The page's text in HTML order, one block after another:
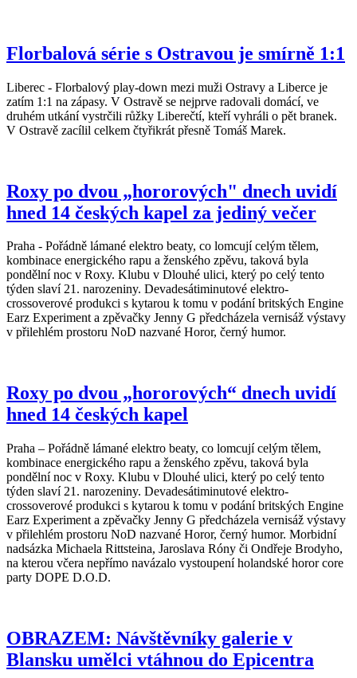
Florbalová série s Ostravou je smírně 1:1
Liberec - Florbalový play-down mezi muži Ostravy a Liberce je
zatím 1:1 na zápasy. V Ostravě se nejprve radovali domácí, ve
druhém utkání vystrčili růžky Liberečtí, kteří vyhráli o pět branek.
V Ostravě zacílil celkem čtyřikrát přesně Tomáš Marek.
Roxy po dvou „hororových" dnech uvidí
hned 14 českých kapel za jediný večer
Praha - Pořádně lámané elektro beaty, co lomcují celým tělem,
kombinace energického rapu a ženského zpěvu, taková byla
pondělní noc v Roxy. Klubu v Dlouhé ulici, který po celý tento
týden slaví 21. narozeniny. Devadesátiminutové elektro-
crossoverové produkci s kytarou k tomu v podání britských Engine
Earz Experiment a zpěvačky Jenny G předcházela vernisáž výstavy
v přilehlém prostoru NoD nazvané Horor, černý humor.
Roxy po dvou „hororových“ dnech uvidí
hned 14 českých kapel
Praha – Pořádně lámané elektro beaty, co lomcují celým tělem,
kombinace energického rapu a ženského zpěvu, taková byla
pondělní noc v Roxy. Klubu v Dlouhé ulici, který po celý tento
týden slaví 21. narozeniny. Devadesátiminutové elektro-
crossoverové produkci s kytarou k tomu v podání britských Engine
Earz Experiment a zpěvačky Jenny G předcházela vernisáž výstavy
v přilehlém prostoru NoD nazvané Horor, černý humor. Morbidní
nadsázka Michaela Rittsteina, Jaroslava Róny či Ondřeje Brodyho,
na kterou včera nepřímo navázalo vystoupení holandské horor core
party DOPE D.O.D.
OBRAZEM: Návštěvníky galerie v
Blansku umělci vtáhnou do Epicentra